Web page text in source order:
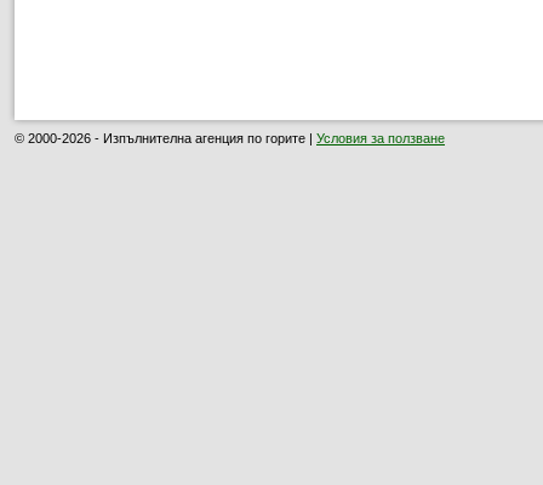
© 2000-2026 - Изпълнителна агенция по горите | Условия за ползване